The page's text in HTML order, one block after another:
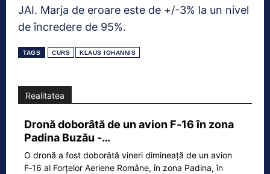
JAI. Marja de eroare este de +/-3% la un nivel
de încredere de 95%.
TAGS CURS KLAUS IOHANNIS
Realitatea
Dronă doborâtă de un avion F‑16 în zona
Padina Buzău -…
O dronă a fost doborâtă vineri dimineață de un avion
F‑16 al Forțelor Aeriene Române, în zona Padina, în